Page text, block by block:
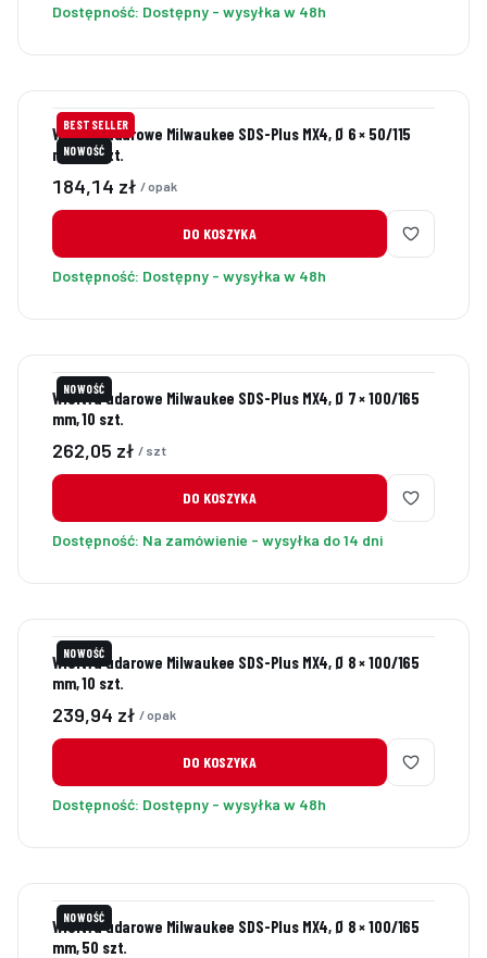
Dostępność: Dostępny - wysyłka w 48h
BESTSELLER
NOWOŚĆ
Wiertła udarowe Milwaukee SDS-Plus MX4, Ø 6 × 50/115
mm, 10 szt.
Cena
184,14 zł / opak
DO KOSZYKA
Dostępność: Dostępny - wysyłka w 48h
NOWOŚĆ
Wiertła udarowe Milwaukee SDS-Plus MX4, Ø 7 × 100/165
mm, 10 szt.
Cena
262,05 zł / szt
DO KOSZYKA
Dostępność: Na zamówienie - wysyłka do 14 dni
NOWOŚĆ
Wiertła udarowe Milwaukee SDS-Plus MX4, Ø 8 × 100/165
mm, 10 szt.
Cena
239,94 zł / opak
DO KOSZYKA
Dostępność: Dostępny - wysyłka w 48h
NOWOŚĆ
Wiertła udarowe Milwaukee SDS-Plus MX4, Ø 8 × 100/165
mm, 50 szt.